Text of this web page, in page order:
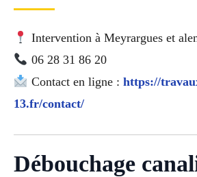
Intervention à Meyrargues et
06 28 31 86 20
Contact en ligne : https://
13.fr/contact/
Débouchage